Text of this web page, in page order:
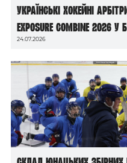
Українські хокейні
Exposure Combine 2026 у
24.07.2026